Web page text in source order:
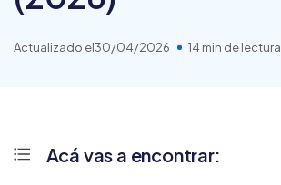
Actualizado el30/04/2026 14 min de lectura
Acá vas a encontrar: